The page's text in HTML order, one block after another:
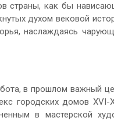
страны, как бы
духом вековой
наслаждаясь
в прошлом важный
городских домов XVI-
в мастерской